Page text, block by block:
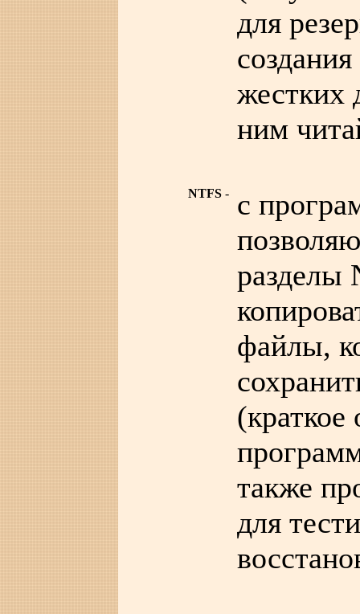
для
жестких
ним
NTFS -
с
разделы
файлы,
(краткое
также
для